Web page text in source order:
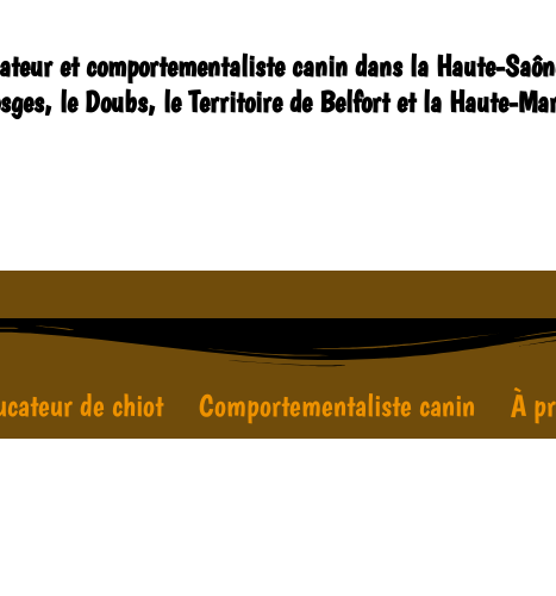
et comportementaliste canin dans la Haute-
le Doubs, le Territoire de Belfort et la Haute-
de chiot Comportementaliste canin À